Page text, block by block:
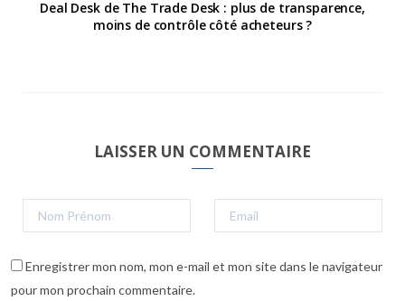
Deal Desk de The Trade Desk : plus de transparence,
moins de contrôle côté acheteurs ?
LAISSER UN COMMENTAIRE
Enregistrer mon nom, mon e-mail et mon site dans le navigateur
pour mon prochain commentaire.